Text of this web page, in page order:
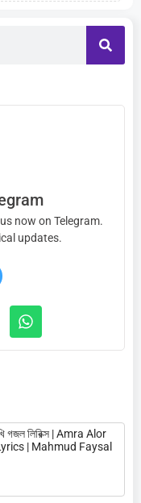
now on Telegram.
updates.
গজল লিরিক্স | Amra Alor
| Mahmud Faysal